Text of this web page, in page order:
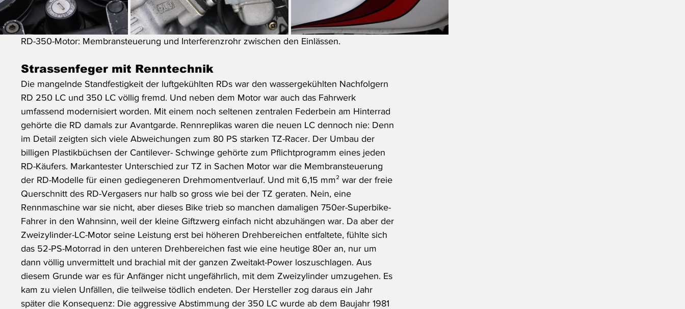
RD-350-Motor: Membransteuerung und Interferenzrohr zwischen den Einlässen.
Strassenfeger mit Renntechnik
Die mangelnde Standfestigkeit der luftgekühlten RDs war den wassergekühlten Nachfolgern
RD 250 LC und 350 LC völlig fremd. Und neben dem Motor war auch das Fahrwerk
umfassend modernisiert worden. Mit einem noch seltenen zentralen Federbein am Hinterrad
gehörte die RD damals zur Avantgarde. Rennreplikas waren die neuen LC dennoch nie: Denn
im Detail zeigten sich viele Abweichungen zum 80 PS starken TZ-Racer. Der Umbau der
billigen Plastikbüchsen der Cantilever- Schwinge gehörte zum Pflichtprogramm eines jeden
RD-Käufers. Markantester Unterschied zur TZ in Sachen Motor war die Membransteuerung
der RD-Modelle für einen gediegeneren Drehmomentverlauf. Und mit 6,15 mm² war der freie
Querschnitt des RD-Vergasers nur halb so gross wie bei der TZ geraten. Nein, eine
Rennmaschine war sie nicht, aber dieses Bike trieb so manchen damaligen 750er-Superbike-
Fahrer in den Wahnsinn, weil der kleine Giftzwerg einfach nicht abzuhängen war. Da aber der
Zweizylinder-LC-Motor seine Leistung erst bei höheren Drehbereichen entfaltete, fühlte sich
das 52-PS-Motorrad in den unteren Drehbereichen fast wie eine heutige 80er an, nur um
dann völlig unvermittelt und brachial mit der ganzen Zweitakt-Power loszuschlagen. Aus
diesem Grunde war es für Anfänger nicht ungefährlich, mit dem Zweizylinder umzugehen. Es
kam zu vielen Unfällen, die teilweise tödlich endeten. Der Hersteller zog daraus ein Jahr
später die Konsequenz: Die aggressive Abstimmung der 350 LC wurde ab dem Baujahr 1981